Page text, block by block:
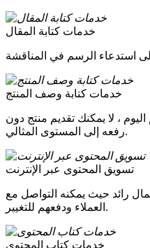
خدمات كتابة المقال
خدمات كتابة وصف المنتج
، لا يمكنك تقديم منتج دون
رفعه إلى المستوى المثالي.
تسويق المحتوى عبر الإنترنت
رائد حيث يمكنه التواصل مع
العملاء ودفعهم للتغيير.
خدمات كتاب المحتوى